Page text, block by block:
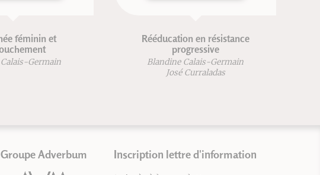
Rééducation en résistance
Blandine Calais-Germain
Pilates sans
Groupe Adverbum Inscription lettre d'information